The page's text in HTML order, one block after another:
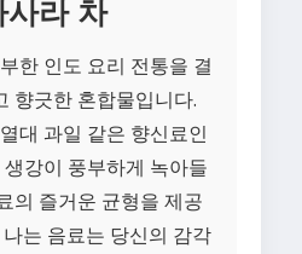
사라 차
한 인도 요리 전통을 결
향긋한 혼합물입니다.
대 과일 같은 향신료인
강이 풍부하게 녹아들
의 즐거운 균형을 제공
는 음료는 당신의 감각